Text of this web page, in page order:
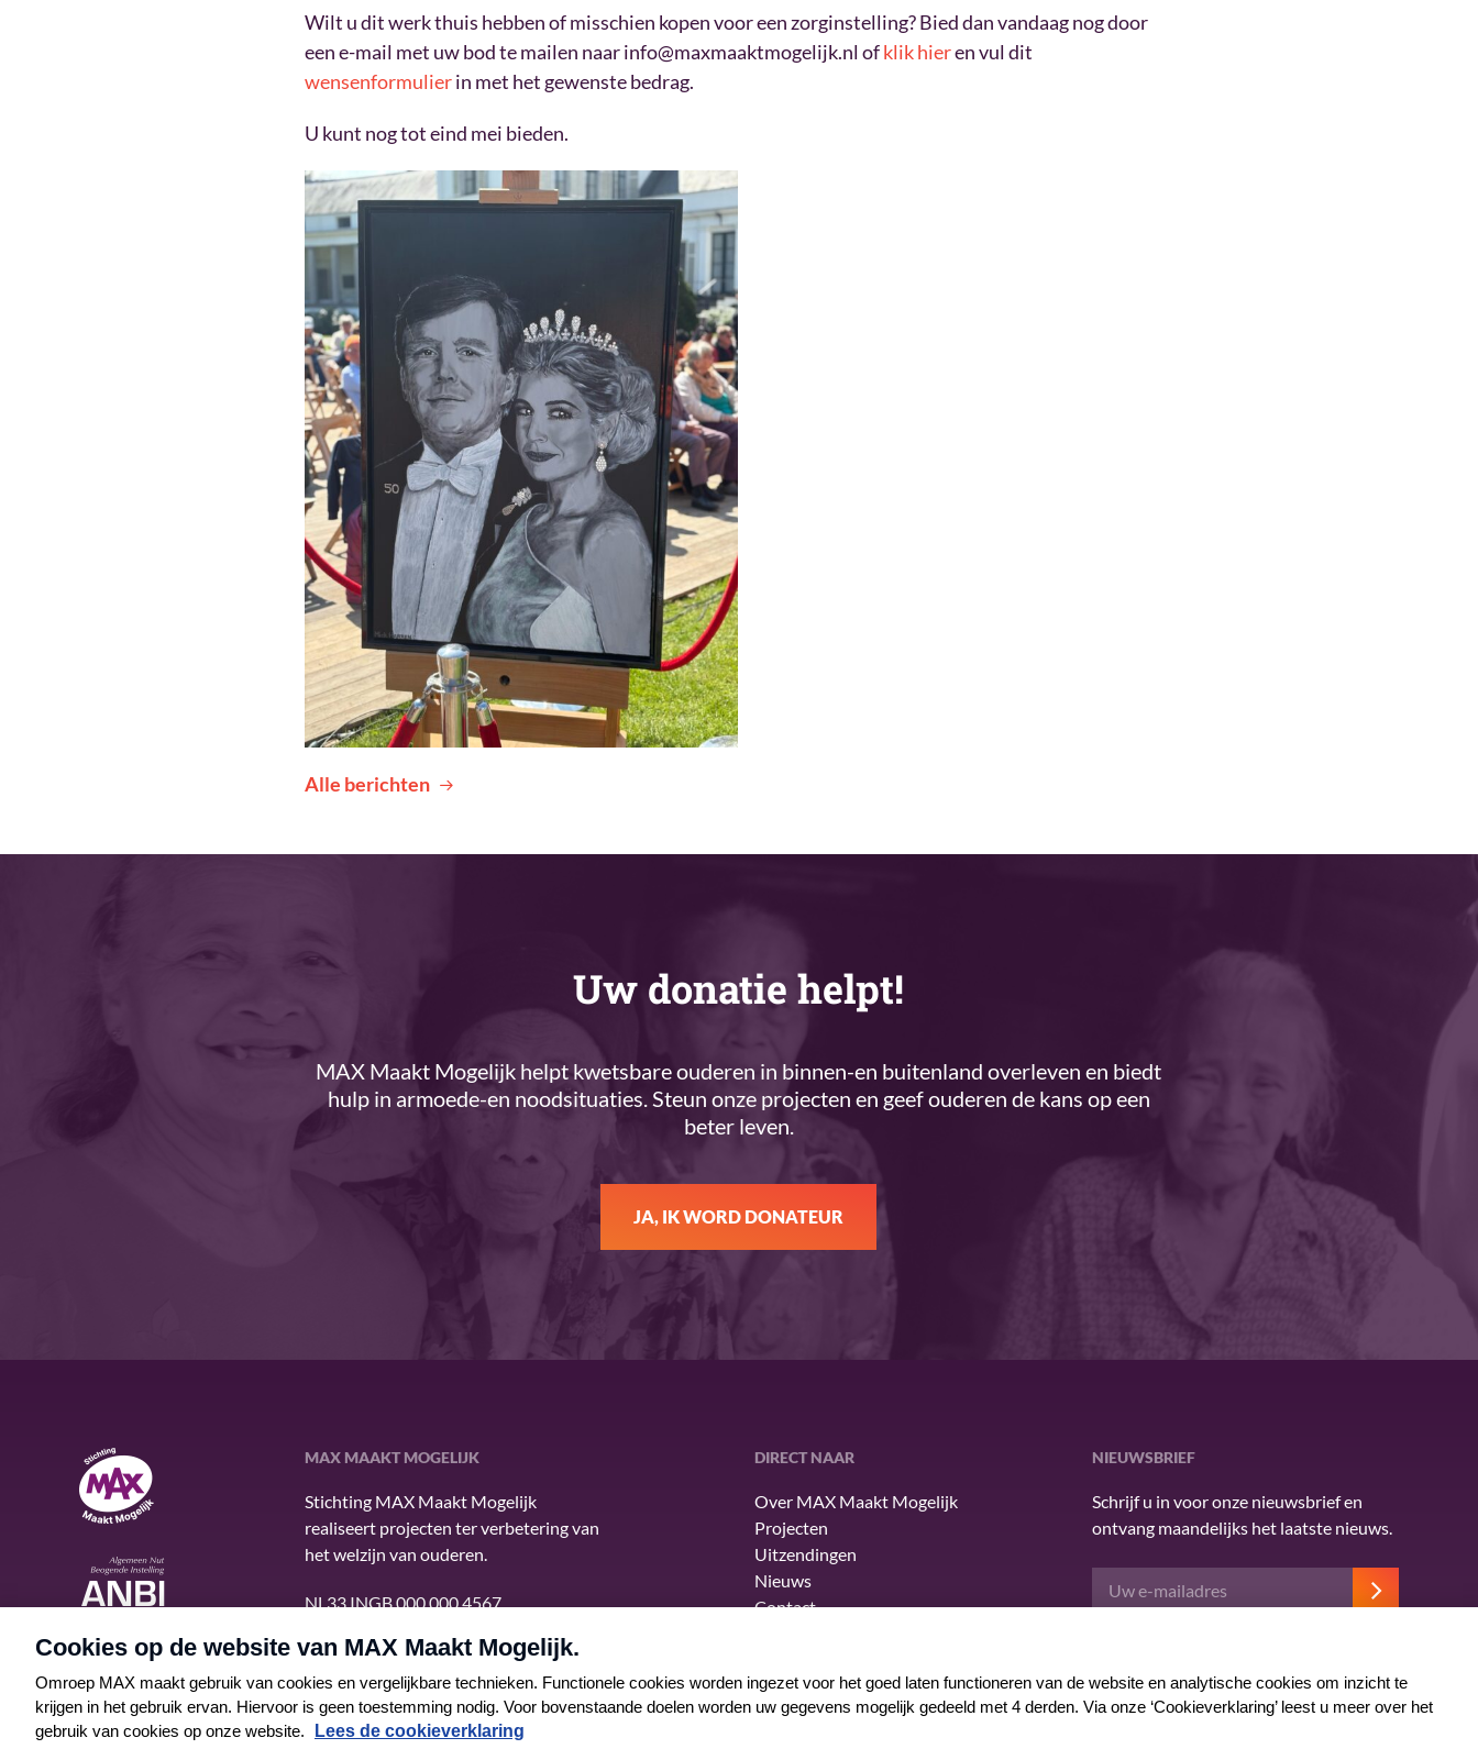
Wilt u dit werk thuis hebben of misschien kopen voor een zorginstelling? Bied dan vandaag nog door
een e-mail met uw bod te mailen naar info@maxmaaktmogelijk.nl ofklik hieren vul dit
wensenformulierin met het gewenste bedrag.
U kunt nog tot eind mei bieden.
Alle berichten
Uw donatie helpt!
MAX Maakt Mogelijk helpt kwetsbare ouderen in binnen-en buitenland overleven en biedt
hulp in armoede-en noodsituaties. Steun onze projecten en geef ouderen de kans op een
beter leven.
JA, IK WORD DONATEUR
MAX Maakt MogelijkMAX MAAKT MOGELIJK
Stichting MAX Maakt Mogelijk
realiseert projecten ter verbetering van
het welzijn van ouderen.
NL33 INGB 000 000 4567
DIRECT NAAR
Over MAX Maakt Mogelijk
Projecten
Uitzendingen
Nieuws
Contact
NIEUWSBRIEF
Schrijf u in voor onze nieuwsbrief en
ontvang maandelijks het laatste nieuws.
servicevoorwaarden
van toepassing.